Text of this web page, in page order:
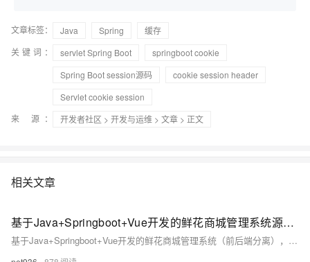
文章标签： Java Spring
缓存
关键词：
servlet Spring Boot
springboot cookie
Spring Boot session源码
cookie session header
Servlet cookie session
来 源：
开发者社区 > 开发与运维 > 文章 > 正文
相关文章
基于Java+Springboot+Vue开发的鲜花商城管理系统源码+运行
基于Java+Springboot+Vue开发的鲜花商城管理系统（前后端分离），这是一项为大学生课程设计作业而开发的项目。该系统旨在帮助大学生学习并掌握Java编程技能，同时锻炼他们的项目设计与开发能力。通过学习基于Java的鲜花商城管理系统项目，大学生可以在实践中学习和提升自己的能力，为以后的职业发展打下坚实基础。技术学习共同进步